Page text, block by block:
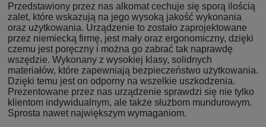
Przedstawiony przez nas alkomat cechuje się sporą ilością
zalet, które wskazują na jego wysoką jakość wykonania
oraz użytkowania. Urządzenie to zostało zaprojektowane
przez niemiecką firmę, jest mały oraz ergonomiczny, dzięki
czemu jest poręczny i można go zabrać tak naprawdę
wszędzie. Wykonany z wysokiej klasy, solidnych
materiałów, które zapewniają bezpieczeństwo użytkowania.
Dzięki temu jest on odporny na wszelkie uszkodzenia.
Prezentowane przez nas urządzenie sprawdzi się nie tylko
klientom indywidualnym, ale także służbom mundurowym.
Sprosta nawet największym wymaganiom.